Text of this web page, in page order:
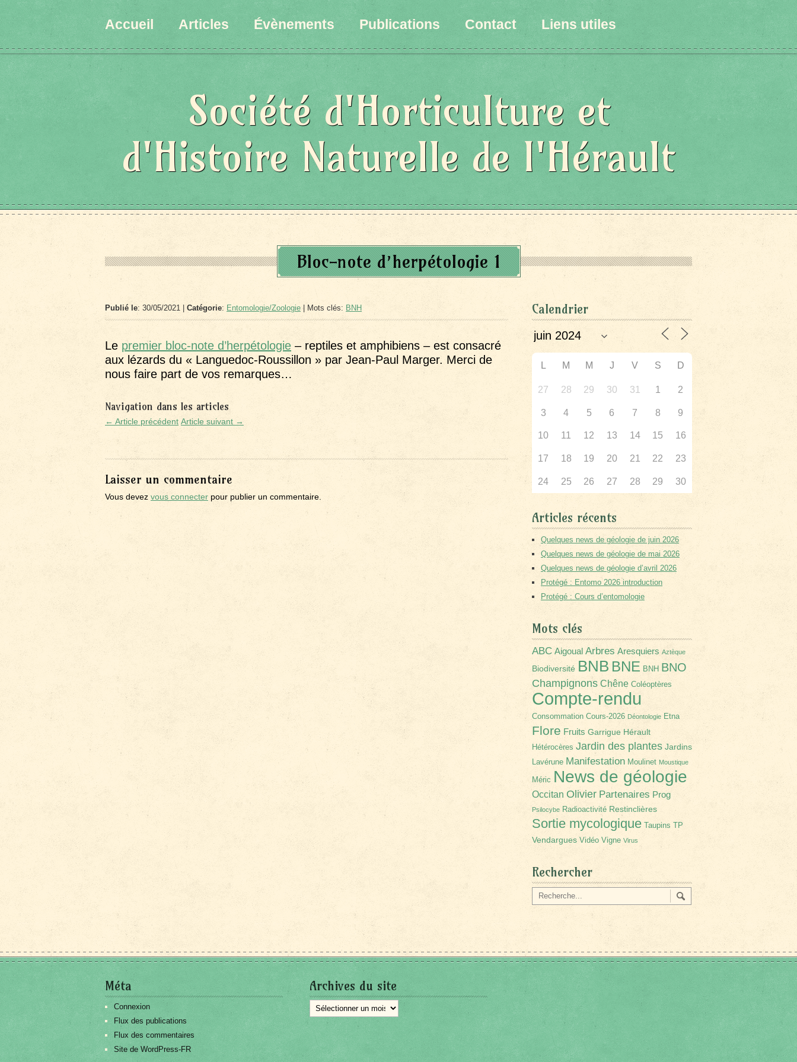
Accueil Articles Évènements Publications Contact Liens utiles
Société d'Horticulture et
d'Histoire Naturelle de l'Hérault
Bloc-note d’herpétologie 1
Publié le: 30/05/2021 | Catégorie: Entomologie/Zoologie | Mots clés: BNH
Le premier bloc-note d’herpétologie – reptiles et amphibiens – est consacré
aux lézards du « Languedoc-Roussillon » par Jean-Paul Marger. Merci de
nous faire part de vos remarques…
Navigation dans les articles
← Article précédent Article suivant →
Laisser un commentaire
Vous devez vous connecter pour publier un commentaire.
Calendrier
L M M J V S D
27 28 29 30 31 1 2
3 4 5 6 7 8 9
10 11 12 13 14 15 16
17 18 19 20 21 22 23
24 25 26 27 28 29 30
Articles récents
Quelques news de géologie de juin 2026
Quelques news de géologie de mai 2026
Quelques news de géologie d’avril 2026
Protégé : Entomo 2026 introduction
Protégé : Cours d’entomologie
Mots clés
ABC Aigoual Arbres Aresquiers Aztèque
Biodiversité BNB BNE BNH BNO
Champignons Chêne Coléoptères
Compte-rendu
Consommation Cours-2026 Déontologie Etna
Flore Fruits Garrigue Hérault
Hétérocères Jardin des plantes Jardins
Lavérune Manifestation Moulinet Moustique
Méric News de géologie
Occitan Olivier Partenaires Prog
Psilocybe Radioactivité Restinclières
Sortie mycologique Taupins TP
Vendargues Vidéo Vigne Virus
Rechercher
Méta
Connexion
Flux des publications
Flux des commentaires
Site de WordPress-FR
Archives du site
Archives
du